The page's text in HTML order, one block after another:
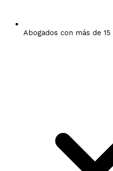
Abogados con más de